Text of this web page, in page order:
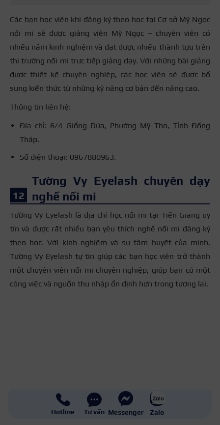
Các bạn học viên khi đăng ký theo học tại Cơ sở Mỹ Ngọc
nối mi sẽ được giảng viên Mỹ Ngọc – chuyên viên có
nhiều năm kinh nghiệm và đạt được nhiều thành tựu trên
thị trường nối mi trực tiếp giảng dạy. Với những bài giảng
được thiết kế chuyên nghiệp, các học viên sẽ được bổ
sung kiến thức từ những kỹ năng cơ bản đến nâng cao.
Thông tin liên hệ:
Địa chỉ: 6/4 Giồng Dứa, Phường Mỹ Tho, Tỉnh Đồng
Tháp.
Số điện thoại: 0967880963.
Tường Vy Eyelash chuyên dạy
nghề nối mi
Tường Vy Eyelash là địa chỉ học nối mi tại Tiền Giang uy
tín và được rất nhiều bạn yêu thích nghề nối mi đăng ký
theo học. Với kinh nghiệm và sự tâm huyết của mình,
Tường Vy Eyelash tự tin giúp các bạn học viên trở thành
một chuyên viên nối mi chuyên nghiệp, giúp bạn có một
công việc và nguồn thu nhập ổn định hơn trong tương lai.
Hotline Tư vấn Messenger Zalo